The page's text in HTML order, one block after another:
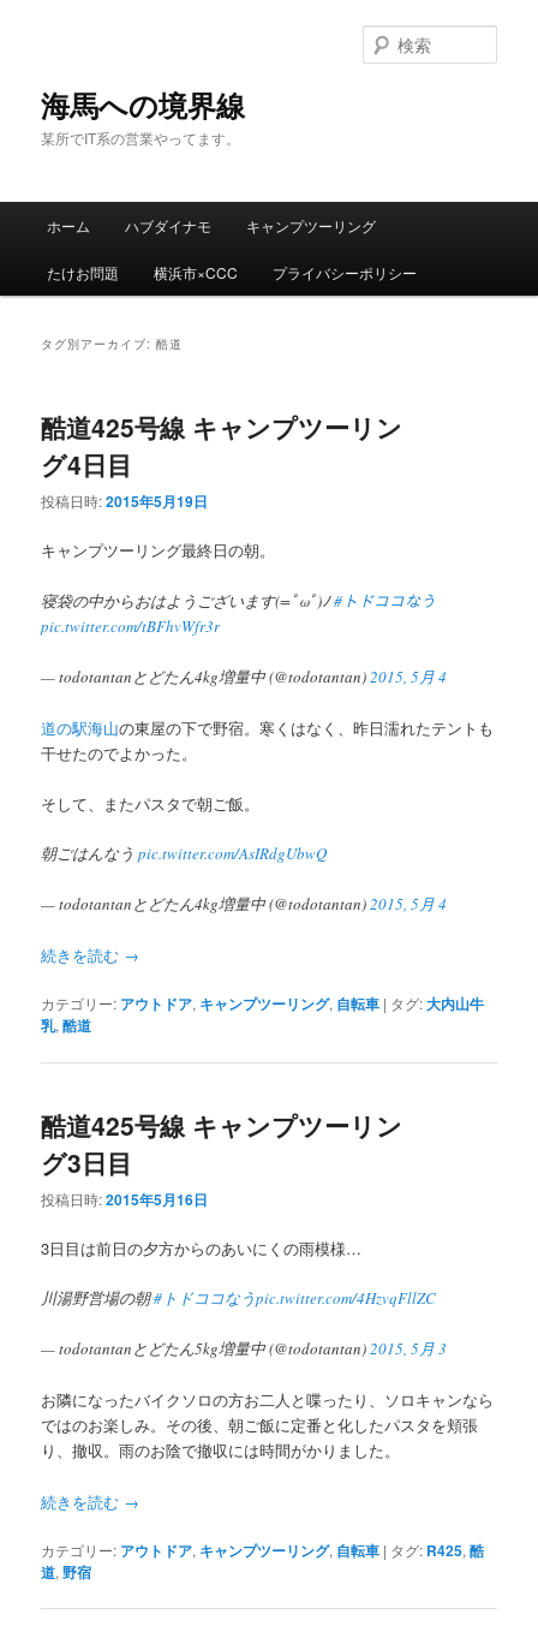
海馬への境界線
某所でIT系の営業やってます。
索
メ
メ
イ
ン
ツ
動
サ
ブ
テ
へ
ホーム ハブダイナモ キャンプツーリング
たけお問題 横浜市×CCC プライバシーポリシー
タグ別アーカイブ:酷道
酷道425号線 キャンプツーリン
グ4日目
投稿日時:2015年5月19日
キャンプツーリング最終日の朝。
寝袋の中からおはようございます(=ﾟωﾟ)ﾉ#トドココなう
pic.twitter.com/tBFhvWfr3r
— todotantanとどたん4kg増量中 (@todotantan)2015, 5月 4
道の駅海山の東屋の下で野宿。寒くはなく、昨日濡れたテントも
干せたのでよかった。
そして、またパスタで朝ご飯。
朝ごはんなうpic.twitter.com/AsIRdgUbwQ
— todotantanとどたん4kg増量中 (@todotantan)2015, 5月 4
続きを読む →
カテゴリー: アウトドア, キャンプツーリング, 自転車 | タグ:大内山牛
乳,酷道
酷道425号線 キャンプツーリン
グ3日目
投稿日時:2015年5月16日
3日目は前日の夕方からのあいにくの雨模様…
川湯野営場の朝#トドココなうpic.twitter.com/4HzvqFllZC
— todotantanとどたん5kg増量中 (@todotantan)2015, 5月 3
お隣になったバイクソロの方お二人と喋ったり、ソロキャンなら
ではのお楽しみ。その後、朝ご飯に定番と化したパスタを頬張
り、撤収。雨のお陰で撤収には時間がかりました。
続きを読む →
カテゴリー: アウトドア, キャンプツーリング, 自転車 | タグ: R425,酷
道,野宿